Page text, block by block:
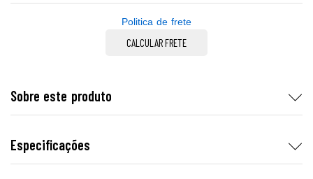
Politica de frete
CALCULAR FRETE
Sobre este produto
Especificações